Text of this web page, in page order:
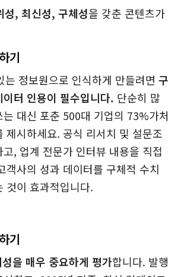
성, 최신성, 구체성을 갖춘 콘텐츠가
기
는 정보원으로 인식하게 만들려면 구
터 인용이 필수입니다. 단순히 많
대신 포춘 500대 기업의 73%가처
제시하세요. 공식 리서치 및 설문조
, 업계 전문가 인터뷰 내용을 직접
객사의 성과 데이터를 구체적 수치
것이 효과적입니다.
기
을 매우 중요하게 평가합니다. 발행